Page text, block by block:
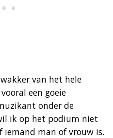
van het hele
een goeie
onder de
ik op het podium niet
man of vrouw is.